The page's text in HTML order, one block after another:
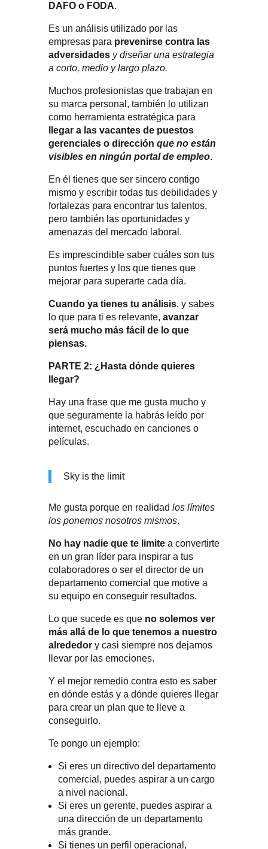
DAFO o FODA.
Es un análisis utilizado por las
empresas para prevenirse contra las
adversidades y diseñar una estrategia
a corto, medio y largo plazo.
Muchos profesionistas que trabajan en
su marca personal, también lo utilizan
como herramienta estratégica para
llegar a las vacantes de puestos
gerenciales o dirección que no están
visibles en ningún portal de empleo.
En él tienes que ser sincero contigo
mismo y escribir todas tus debilidades y
fortalezas para encontrar tus talentos,
pero también las oportunidades y
amenazas del mercado laboral.
Es imprescindible saber cuáles son tus
puntos fuertes y los que tienes que
mejorar para superarte cada día.
Cuando ya tienes tu análisis, y sabes
lo que para ti es relevante, avanzar
será mucho más fácil de lo que
piensas.
PARTE 2: ¿Hasta dónde quieres
llegar?
Hay una frase que me gusta mucho y
que seguramente la habrás leído por
internet, escuchado en canciones o
películas.
Sky is the limit
Me gusta porque en realidad los límites
los ponemos nosotros mismos.
No hay nadie que te limitea convertirte
en un gran líder para inspirar a tus
colaboradores o ser el director de un
departamento comercial que motive a
su equipo en conseguir resultados.
Lo que sucede es queno solemos ver
más allá de lo que tenemos a nuestro
alrededory casi siempre nos dejamos
llevar por las emociones.
Y el mejor remedio contra esto es saber
en dónde estás y a dónde quieres llegar
para crear un plan que te lleve a
conseguirlo.
Te pongo un ejemplo:
Si eres un directivo del departamento
comercial, puedes aspirar a un cargo
a nivel nacional.
Si eres un gerente, puedes aspirar a
una dirección de un departamento
más grande.
Si tienes un perfil operacional,